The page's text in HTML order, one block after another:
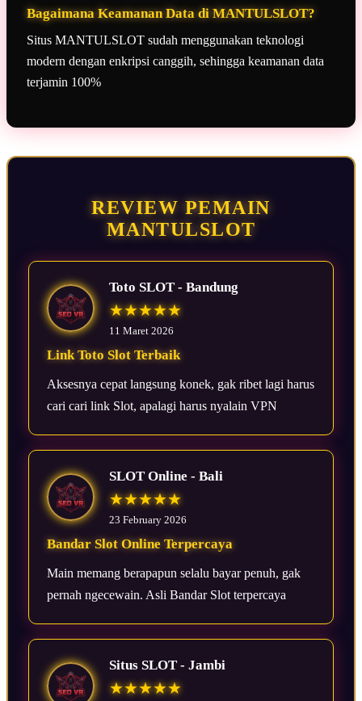
Bagaimana Keamanan Data di MANTULSLOT?
Situs MANTULSLOT sudah menggunakan teknologi
modern dengan enkripsi canggih, sehingga keamanan data
terjamin 100%
REVIEW PEMAIN
MANTULSLOT
Toto SLOT - Bandung
★★★★★
11 Maret 2026
Link Toto Slot Terbaik
Aksesnya cepat langsung konek, gak ribet lagi harus
cari cari link Slot, apalagi harus nyalain VPN
SLOT Online - Bali
★★★★★
23 February 2026
Bandar Slot Online Terpercaya
Main memang berapapun selalu bayar penuh, gak
pernah ngecewain. Asli Bandar Slot terpercaya
Situs SLOT - Jambi
★★★★★